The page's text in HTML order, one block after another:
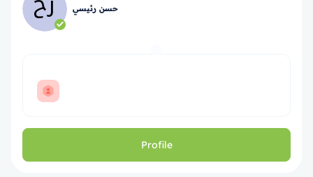
حسن رئيسي
Profile